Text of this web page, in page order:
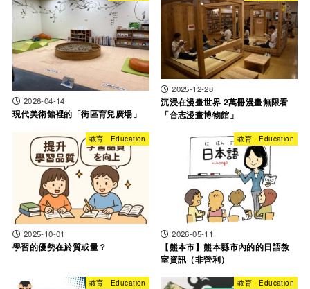
2026-04-14
現代美術館裡的「街區育兒廣場」
2025-12-28
沉浸在漫畫世界 2萬冊漫畫無限看
「合志漫畫博物館」
教育 Education
2025-10-01
學習的優勢在於質或量？
教育 Education
2026-05-11
【熊本市】熊本縣市內的的日語教
室資訊（非營利）
教育 Education 教育 Education